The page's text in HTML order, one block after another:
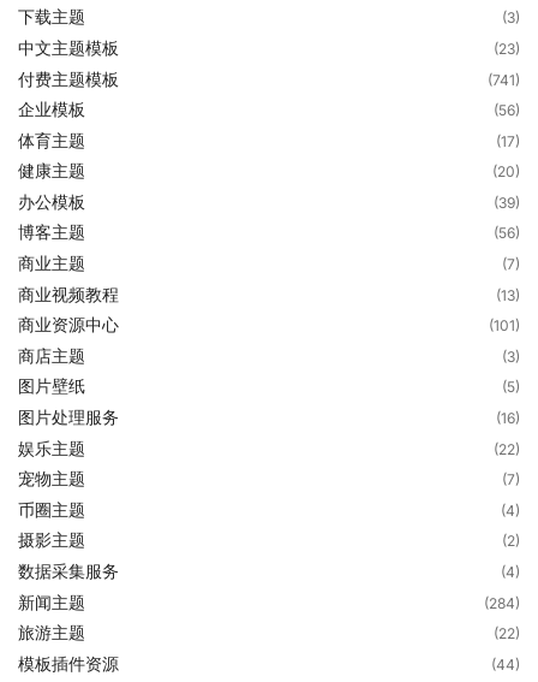
下载主题 (3)
中文主题模板 (23)
付费主题模板 (741)
企业模板 (56)
体育主题 (17)
健康主题 (20)
办公模板 (39)
博客主题 (56)
商业主题 (7)
商业视频教程 (13)
商业资源中心 (101)
商店主题 (3)
图片壁纸 (5)
图片处理服务 (16)
娱乐主题 (22)
宠物主题 (7)
币圈主题 (4)
摄影主题 (2)
数据采集服务 (4)
新闻主题 (284)
旅游主题 (22)
模板插件资源 (44)